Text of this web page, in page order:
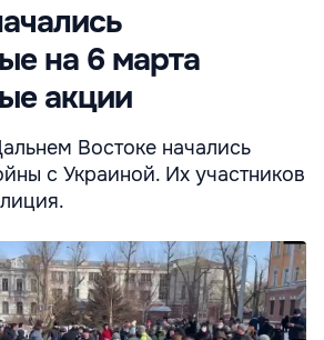
на 6 марта
акции
Востоке начались
с Украиной. Их участников